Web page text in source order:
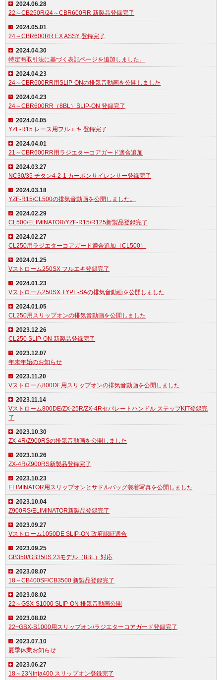
2024.06.28
22～CB250R/24～CBR600RR 新製品登録完了
2024.05.01
24～CBR600RR EX ASSY 登録完了
2024.04.30
特定商取引法に基づく表記ページを追加しました。
2024.04.23
24～CBR600RR用SLIP-ONの排気音動画を公開しました
2024.04.23
24～CBR600RR（8BL）SLIP-ON 登録完了
2024.04.05
YZF-R15 レース用フルエキ 登録完了
2024.04.01
21～CBR600RR用ラジエターコアガード適合追加
2024.03.27
NC30/35 チタン4-2-1 カーボンサイレンサー登録完了
2024.03.18
YZF-R15/CL500の排気音動画を公開しました。
2024.02.29
CL500/ELIMINATOR/YZF-R15/R125新製品登録完了
2024.02.27
CL250用ラジエターコアガード適合追加（CL500）
2024.01.25
Vストローム250SX フルエキ登録完了
2024.01.23
Vストローム250SX TYPE-SAの排気音動画を公開しました
2024.01.05
CL250用スリップオンの排気音動画を公開しました
2023.12.26
CL250 SLIP-ON 新製品登録完了
2023.12.07
年末年始のお知らせ
2023.11.20
Vストローム800DE用スリップオンの排気音動画を公開しました
2023.11.14
Vストローム800DE/ZX-25R/ZX-4Rセパレートハンドル ステップKIT登録完
了
2023.10.30
ZX-4R/Z900RSの排気音動画を公開しました
2023.10.26
ZX-4R/Z900RS新製品登録完了
2023.10.23
ELIMINATOR用スリップオンとサドルバッグ装着写真を公開しました
2023.10.04
Z900RS/ELIMINATOR新製品登録完了
2023.09.27
Vストローム1050DE SLIP-ON 政府認証適合
2023.09.25
GB350/GB350S 23モデル（8BL）対応
2023.08.07
18～CB400SF/CB3500 新製品登録完了
2023.08.02
22～GSX-S1000 SLIP-ON 排気音動画公開
2023.08.02
22~GSX-S1000用スリップオン/ラジエターコアガード登録完了
2023.07.10
夏季休業お知らせ
2023.06.27
18～23Ninja400 スリップオン登録完了